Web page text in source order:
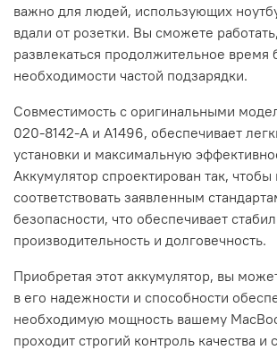
важно для людей, использующих
вдали от розетки. Вы сможете
развлекаться продолжительное время
необходимости частой подзарядки.
Совместимость с оригинальными
020-8142-A и A1496, обеспечивает
установки и максимальную
Аккумулятор спроектирован так,
соответствовать заявленным
безопасности, что обеспечивает
производительность и долговечность.
Приобретая этот аккумулятор, вы
в его надежности и способности
необходимую мощность вашему
проходит строгий контроль качества и